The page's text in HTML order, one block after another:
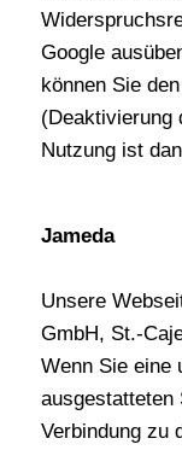
Google
können Sie
(Deaktivierung
Nutzung ist
Jameda
Unsere
GmbH, St.-
Wenn Sie eine
ausgestatteten
Verbindung zu